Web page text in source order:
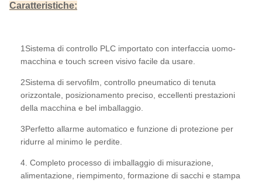
Caratteristiche:
1Sistema di controllo PLC importato con interfaccia uomo-
macchina e touch screen visivo facile da usare.
2Sistema di servofilm, controllo pneumatico di tenuta
orizzontale, posizionamento preciso, eccellenti prestazioni
della macchina e bel imballaggio.
3Perfetto allarme automatico e funzione di protezione per
ridurre al minimo le perdite.
4. Completo processo di imballaggio di misurazione,
alimentazione, riempimento, formazione di sacchi e stampa